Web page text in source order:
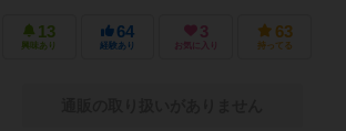
13
興味あり
64
経験あり
3
お気に入り
63
持ってる